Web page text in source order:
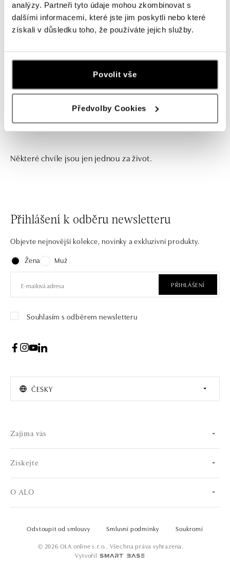
analýzy. Partneři tyto údaje mohou zkombinovat s
dalšími informacemi, které jste jim poskytli nebo které
získali v důsledku toho, že používáte jejich služby.
Povolit vše
Předvolby Cookies
ALO
Náušnice s granátem Mystic Abyss
od 27 963 Kč
Některé chvíle jsou jen jednou za život.
Přihlášení k odběru newsletteru
Objevte nejnovější kolekce, novinky a exkluzivní produkty.
Žena
Muž
PŘIHLÁŠENÍ
Souhlasím s odběrem newsletteru
ČESKY
Zajíma vás
Získejte
O ALO
© 2026 OLA online s.r.o.. Všechna práva vyhrazena.
Vytvořil
Odstoupit od smlouvy Smluvní podmínky Soukromí